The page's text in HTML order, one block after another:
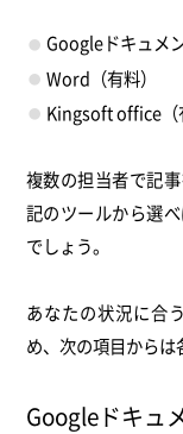
Googleドキュメ
Word（有料）
Kingsoft office（
複数の担当者で記
記のツールから選
でしょう。
あなたの状況に合
め、次の項目からは
Googleドキュ